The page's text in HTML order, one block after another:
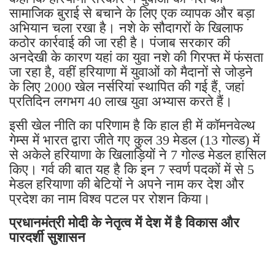
सामाजिक बुराई से बचाने के लिए एक व्यापक और बड़ा
अभियान चला रखा है। नशे के सौदागरों के खिलाफ
कठोर कार्रवाई की जा रही है। पंजाब सरकार की
अनदेखी के कारण यहां का युवा नशे की गिरफ्त में फंसता
जा रहा है, वहीं हरियाणा में युवाओं को मैदानों से जोड़ने
के लिए 2000 खेल नर्सरियां स्थापित की गई हैं, जहां
प्रतिदिन लगभग 40 लाख युवा अभ्यास करते हैं।
इसी खेल नीति का परिणाम है कि हाल ही में कॉमनवेल्थ
गेम्स में भारत द्वारा जीते गए कुल 39 मेडल (13 गोल्ड) में
से अकेले हरियाणा के खिलाड़ियों ने 7 गोल्ड मेडल हासिल
किए। गर्व की बात यह है कि इन 7 स्वर्ण पदकों में से 5
मेडल हरियाणा की बेटियों ने अपने नाम कर देश और
प्रदेश का नाम विश्व पटल पर रोशन किया।
प्रधानमंत्री मोदी के नेतृत्व में देश में है विकास और
पारदर्शी सुशासन